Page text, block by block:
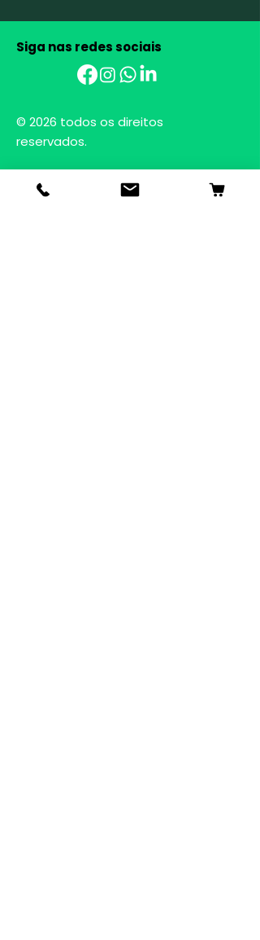
AGROBIANCHINI
agronegócio.
Siga nas redes sociais
© 2026 todos os direitos
reservados.